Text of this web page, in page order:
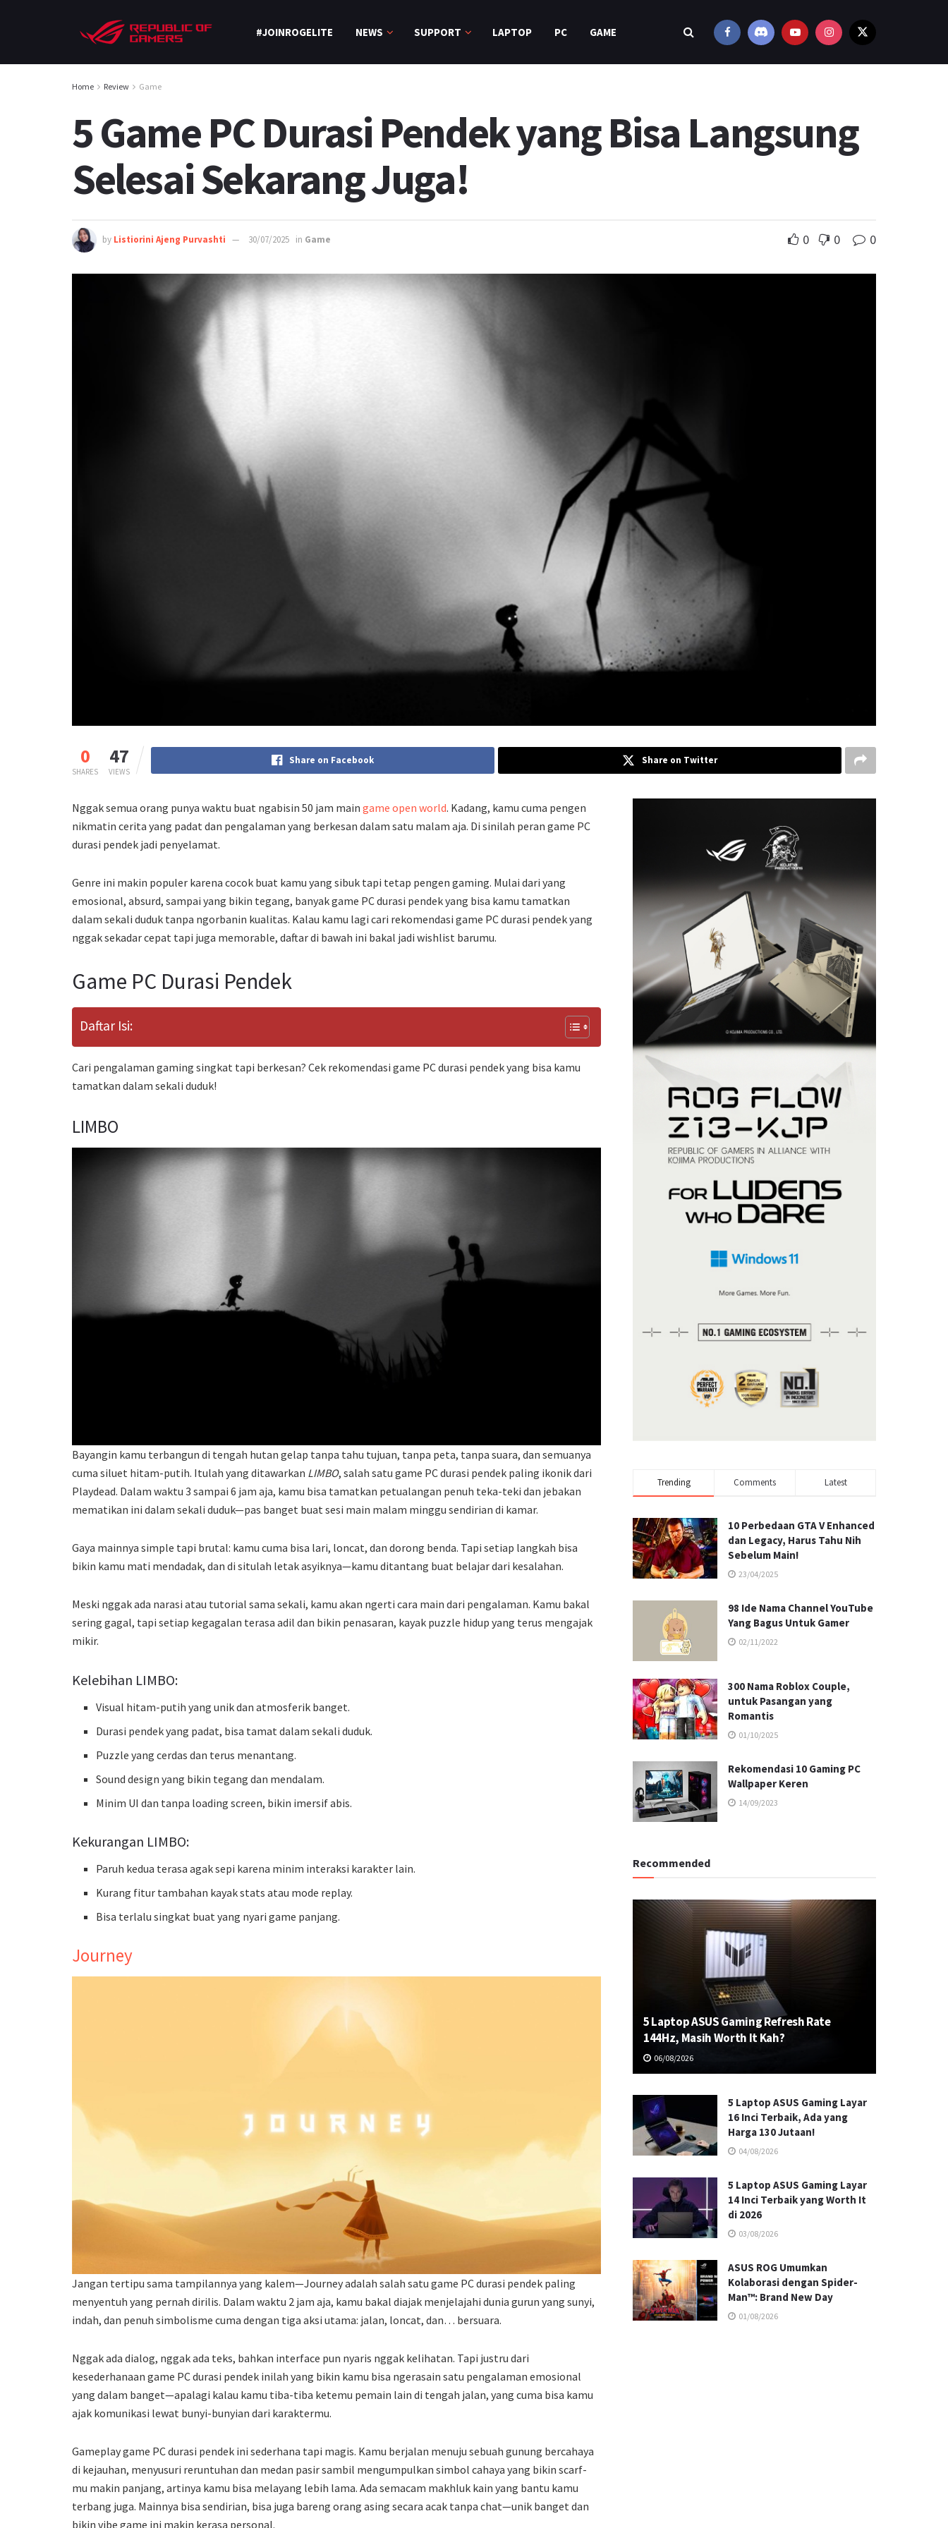
#JOINROGELITE NEWS SUPPORT LAPTOP PC GAME
Home Review Game
5 Game PC Durasi Pendek yang Bisa Langsung
Selesai Sekarang Juga!
by Listiorini Ajeng Purvashti 30/07/2025 in Game 0 0 0
0
SHARES
47
VIEWS
Share on Facebook Share on Twitter
Nggak semua orang punya waktu buat ngabisin 50 jam main game open world. Kadang, kamu cuma pengen
nikmatin cerita yang padat dan pengalaman yang berkesan dalam satu malam aja. Di sinilah peran game PC
durasi pendek jadi penyelamat.
Genre ini makin populer karena cocok buat kamu yang sibuk tapi tetap pengen gaming. Mulai dari yang
emosional, absurd, sampai yang bikin tegang, banyak game PC durasi pendek yang bisa kamu tamatkan
dalam sekali duduk tanpa ngorbanin kualitas. Kalau kamu lagi cari rekomendasi game PC durasi pendek yang
nggak sekadar cepat tapi juga memorable, daftar di bawah ini bakal jadi wishlist barumu.
Game PC Durasi Pendek
Daftar Isi:
Cari pengalaman gaming singkat tapi berkesan? Cek rekomendasi game PC durasi pendek yang bisa kamu
tamatkan dalam sekali duduk!
LIMBO
Bayangin kamu terbangun di tengah hutan gelap tanpa tahu tujuan, tanpa peta, tanpa suara, dan semuanya
cuma siluet hitam-putih. Itulah yang ditawarkan LIMBO, salah satu game PC durasi pendek paling ikonik dari
Playdead. Dalam waktu 3 sampai 6 jam aja, kamu bisa tamatkan petualangan penuh teka-teki dan jebakan
mematikan ini dalam sekali duduk—pas banget buat sesi main malam minggu sendirian di kamar.
Gaya mainnya simple tapi brutal: kamu cuma bisa lari, loncat, dan dorong benda. Tapi setiap langkah bisa
bikin kamu mati mendadak, dan di situlah letak asyiknya—kamu ditantang buat belajar dari kesalahan.
Meski nggak ada narasi atau tutorial sama sekali, kamu akan ngerti cara main dari pengalaman. Kamu bakal
sering gagal, tapi setiap kegagalan terasa adil dan bikin penasaran, kayak puzzle hidup yang terus mengajak
mikir.
Kelebihan LIMBO:
Visual hitam-putih yang unik dan atmosferik banget.
Durasi pendek yang padat, bisa tamat dalam sekali duduk.
Puzzle yang cerdas dan terus menantang.
Sound design yang bikin tegang dan mendalam.
Minim UI dan tanpa loading screen, bikin imersif abis.
Kekurangan LIMBO:
Paruh kedua terasa agak sepi karena minim interaksi karakter lain.
Kurang fitur tambahan kayak stats atau mode replay.
Bisa terlalu singkat buat yang nyari game panjang.
Journey
Jangan tertipu sama tampilannya yang kalem—Journey adalah salah satu game PC durasi pendek paling
menyentuh yang pernah dirilis. Dalam waktu 2 jam aja, kamu bakal diajak menjelajahi dunia gurun yang sunyi,
indah, dan penuh simbolisme cuma dengan tiga aksi utama: jalan, loncat, dan… bersuara.
Nggak ada dialog, nggak ada teks, bahkan interface pun nyaris nggak kelihatan. Tapi justru dari
kesederhanaan game PC durasi pendek inilah yang bikin kamu bisa ngerasain satu pengalaman emosional
yang dalam banget—apalagi kalau kamu tiba-tiba ketemu pemain lain di tengah jalan, yang cuma bisa kamu
ajak komunikasi lewat bunyi-bunyian dari karaktermu.
Gameplay game PC durasi pendek ini sederhana tapi magis. Kamu berjalan menuju sebuah gunung bercahaya
di kejauhan, menyusuri reruntuhan dan medan pasir sambil mengumpulkan simbol cahaya yang bikin scarf-
mu makin panjang, artinya kamu bisa melayang lebih lama. Ada semacam makhluk kain yang bantu kamu
terbang juga. Mainnya bisa sendirian, bisa juga bareng orang asing secara acak tanpa chat—unik banget dan
bikin vibe game ini makin kerasa personal.
Trending Comments Latest
10 Perbedaan GTA V Enhanced
dan Legacy, Harus Tahu Nih
Sebelum Main!
23/04/2025
98 Ide Nama Channel YouTube
Yang Bagus Untuk Gamer
02/11/2022
300 Nama Roblox Couple,
untuk Pasangan yang
Romantis
01/10/2025
Rekomendasi 10 Gaming PC
Wallpaper Keren
14/09/2023
Recommended
5 Laptop ASUS Gaming Refresh Rate
144Hz, Masih Worth It Kah?
06/08/2026
5 Laptop ASUS Gaming Layar
16 Inci Terbaik, Ada yang
Harga 130 Jutaan!
04/08/2026
5 Laptop ASUS Gaming Layar
14 Inci Terbaik yang Worth It
di 2026
03/08/2026
ASUS ROG Umumkan
Kolaborasi dengan Spider-
Man™: Brand New Day
01/08/2026